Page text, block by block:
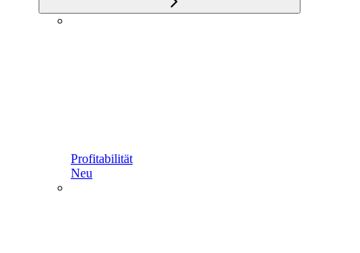
Profitabilität
Neu